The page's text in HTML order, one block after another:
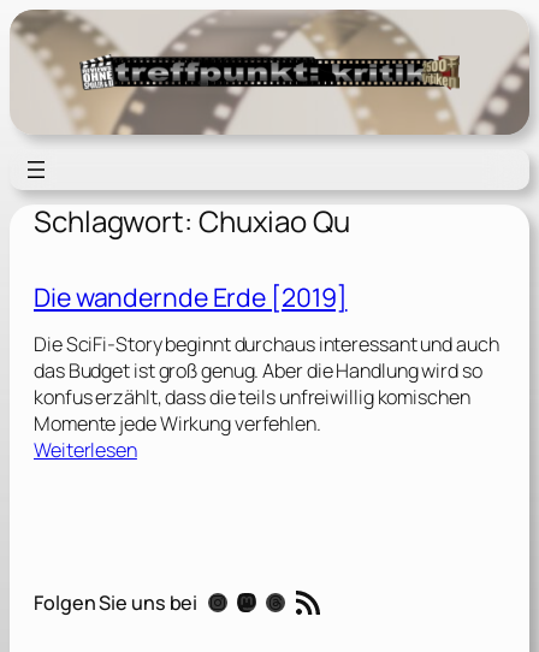
Zum
Inhalt
springen
Schlagwort: Chuxiao Qu
Die wandernde Erde [2019]
Die SciFi-Story beginnt durchaus interessant und auch
das Budget ist groß genug. Aber die Handlung wird so
konfus erzählt, dass die teils unfreiwillig komischen
Momente jede Wirkung verfehlen.
Weiterlesen:
n
Folgen Sie uns bei Instagram Mastodon Threads RSS-Feed